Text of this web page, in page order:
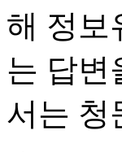
해 정보
는 답변
서는 청